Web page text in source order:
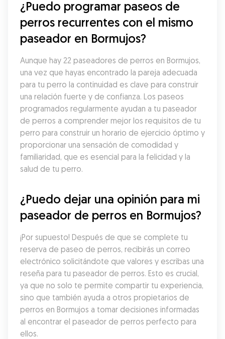
¿Puedo programar paseos de
perros recurrentes con el mismo
paseador en Bormujos?
Aunque hay 22 paseadores de perros en Bormujos,
una vez que hayas encontrado la pareja adecuada
para tu perro la continuidad es clave para construir
una relación fuerte y de confianza. Los paseos
programados regularmente ayudan a tu paseador
de perros a comprender mejor los requisitos de tu
perro para construir un horario de ejercicio óptimo y
proporcionar una sensación de comodidad y
familiaridad, que es esencial para la felicidad y la
salud de tu perro.
¿Puedo dejar una opinión para mi
paseador de perros en Bormujos?
¡Por supuesto! Después de que se complete tu
reserva de paseo de perros, recibirás un correo
electrónico solicitándote que valores y escribas una
reseña para tu paseador de perros. Esto es crucial,
ya que no solo te permite compartir tu experiencia,
sino que también ayuda a otros propietarios de
perros en Bormujos a tomar decisiones informadas
al encontrar el paseador de perros perfecto para
ellos.